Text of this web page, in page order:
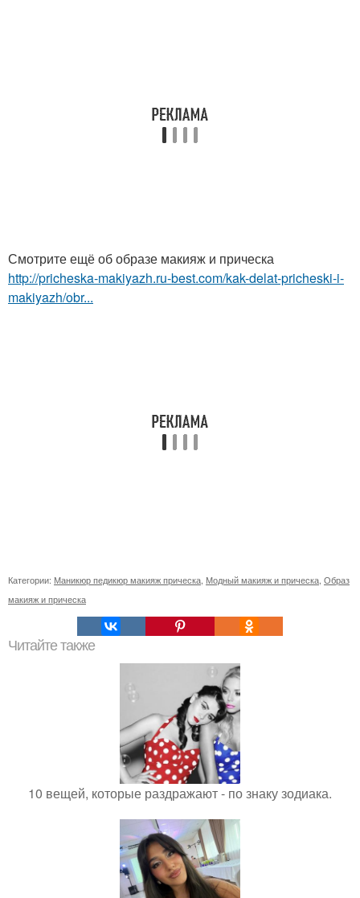
Смотрите ещё об образе макияж и прическа
http://pricheska-makiyazh.ru-best.com/kak-delat-pricheski-i-
makiyazh/obr...
Категории: Маникюр педикюр макияж прическа Модный макияж и прическа Образ
макияж и прическа
Читайте также
10 вещей, которые раздражают - по знаку зодиака.